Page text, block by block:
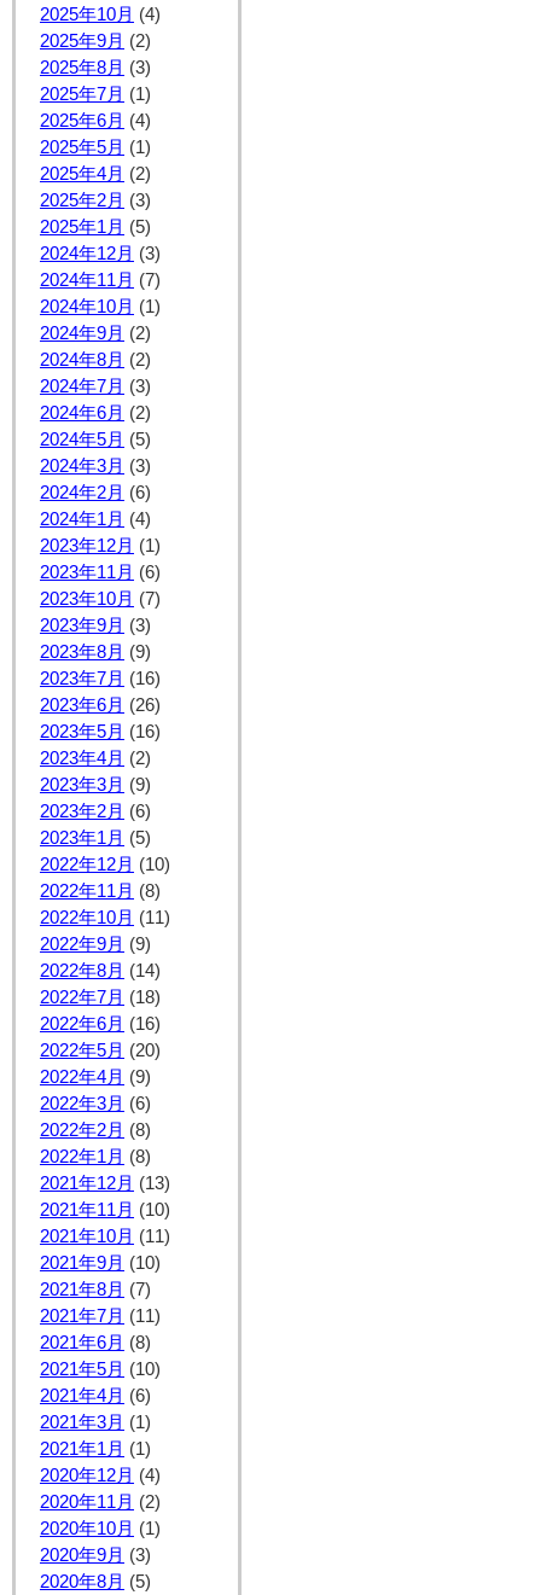
2025年10月 (4)
2025年9月 (2)
2025年8月 (3)
2025年7月 (1)
2025年6月 (4)
2025年5月 (1)
2025年4月 (2)
2025年2月 (3)
2025年1月 (5)
2024年12月 (3)
2024年11月 (7)
2024年10月 (1)
2024年9月 (2)
2024年8月 (2)
2024年7月 (3)
2024年6月 (2)
2024年5月 (5)
2024年3月 (3)
2024年2月 (6)
2024年1月 (4)
2023年12月 (1)
2023年11月 (6)
2023年10月 (7)
2023年9月 (3)
2023年8月 (9)
2023年7月 (16)
2023年6月 (26)
2023年5月 (16)
2023年4月 (2)
2023年3月 (9)
2023年2月 (6)
2023年1月 (5)
2022年12月 (10)
2022年11月 (8)
2022年10月 (11)
2022年9月 (9)
2022年8月 (14)
2022年7月 (18)
2022年6月 (16)
2022年5月 (20)
2022年4月 (9)
2022年3月 (6)
2022年2月 (8)
2022年1月 (8)
2021年12月 (13)
2021年11月 (10)
2021年10月 (11)
2021年9月 (10)
2021年8月 (7)
2021年7月 (11)
2021年6月 (8)
2021年5月 (10)
2021年4月 (6)
2021年3月 (1)
2021年1月 (1)
2020年12月 (4)
2020年11月 (2)
2020年10月 (1)
2020年9月 (3)
2020年8月 (5)